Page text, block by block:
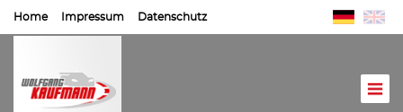
Home Impressum Datenschutz